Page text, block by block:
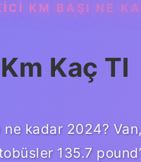
KM BAŞI NE
Kaç Tl
ne kadar 2024?
135.7